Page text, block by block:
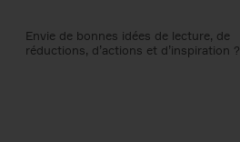
Envie de bonnes idées de lecture, de
réductions, d’actions et d’inspiration ?